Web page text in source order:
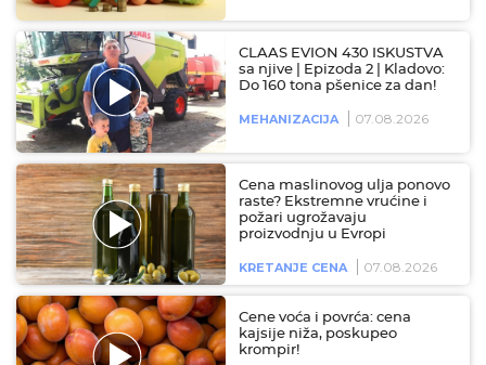
CLAAS EVION 430 ISKUSTVA
sa njive | Epizoda 2 | Kladovo:
Do 160 tona pšenice za dan!
MEHANIZACIJA 07.08.2026
Cena maslinovog ulja ponovo
raste? Ekstremne vrućine i
požari ugrožavaju
proizvodnju u Evropi
KRETANJE CENA 07.08.2026
Cene voća i povrća: cena
kajsije niža, poskupeo
krompir!